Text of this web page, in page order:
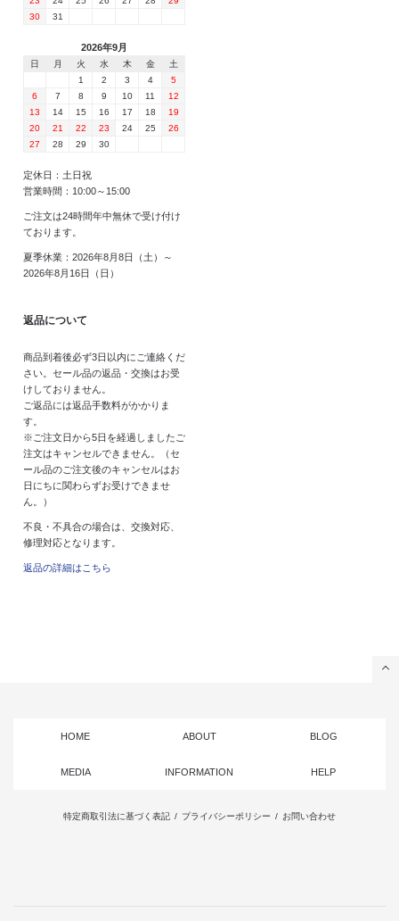
30
31
2026年9月
日 月 火 水 木 金
土
1
2 3 4
5
6
7 8 9 10 11
12
13
14 15 16 17 18
19
20
21 22 23 24 25
26
27
28 29 30
定休日：土日祝
営業時間：10:00～15:00
ご注文は24時間年中無休で受け付け
ております。
夏季休業：2026年8月8日（土）～
2026年8月16日（日）
返品について
商品到着後必ず3日以内にご連絡くだ
さい。セール品の返品・交換はお受
けしておりません。
ご返品には返品手数料がかかりま
す。
※ご注文日から5日を経過しましたご
注文はキャンセルできません。（セ
ール品のご注文後のキャンセルはお
日にちに関わらずお受けできませ
ん。）
不良・不具合の場合は、交換対応、
修理対応となります。
返品の詳細はこちら
HOME ABOUT BLOG
MEDIA INFORMATION HELP
特定商取引法に基づく表記 / プライバシーポリシー / お問い合わせ